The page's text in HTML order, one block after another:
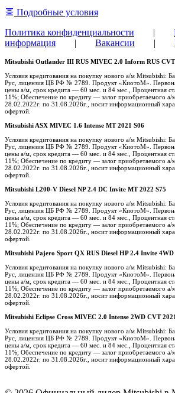
Подробные условия
Политика конфиденциальности |
информация | Вакансии |
Mitsubishi Outlander III RUS MIVEC 2.0 Inform RUS CVT
Условия кредитования на покупку нового а/м Mitsubishi:
Рус, лицензия ЦБ РФ № 2789. Продукт «КиотоМ».
цены а/м, срок кредита — 60 мес. и 84 мес., Процентная
11%; Обеспечение по кредиту — залог приобретаемого а/
28.02.2022г. по 31.08.2026г., носит информационный
офертой.
Mitsubishi ASX MIVEC 1.6 Intense MT 2021 S06
Условия кредитования на покупку нового а/м Mitsubishi:
Рус, лицензия ЦБ РФ № 2789. Продукт «КиотоМ».
цены а/м, срок кредита — 60 мес. и 84 мес., Процентная
11%; Обеспечение по кредиту — залог приобретаемого а/
28.02.2022г. по 31.08.2026г., носит информационный
офертой.
Mitsubishi L200-V Diesel NP 2.4 DC Invite MT 2022 S75
Условия кредитования на покупку нового а/м Mitsubishi:
Рус, лицензия ЦБ РФ № 2789. Продукт «КиотоМ».
цены а/м, срок кредита — 60 мес. и 84 мес., Процентная
11%; Обеспечение по кредиту — залог приобретаемого а/
28.02.2022г. по 31.08.2026г., носит информационный
офертой.
Mitsubishi Pajero Sport QX RUS Diesel HP 2.4 Invite
Условия кредитования на покупку нового а/м Mitsubishi:
Рус, лицензия ЦБ РФ № 2789. Продукт «КиотоМ».
цены а/м, срок кредита — 60 мес. и 84 мес., Процентная
11%; Обеспечение по кредиту — залог приобретаемого а/
28.02.2022г. по 31.08.2026г., носит информационный
офертой.
Mitsubishi Eclipse Cross MIVEC 2.0 Intense 2WD CVT
Условия кредитования на покупку нового а/м Mitsubishi:
Рус, лицензия ЦБ РФ № 2789. Продукт «КиотоМ».
цены а/м, срок кредита — 60 мес. и 84 мес., Процентная
11%; Обеспечение по кредиту — залог приобретаемого а/
28.02.2022г. по 31.08.2026г., носит информационный
офертой.